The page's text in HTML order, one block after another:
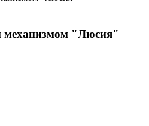
механизмом "Люсия"